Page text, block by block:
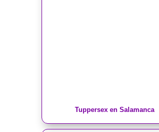
Tuppersex en Salamanca